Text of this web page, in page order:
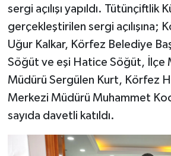
sergi açılışı yapıldı. Tütünçiftlik
gerçekleştirilen sergi açılışına;
Uğur Kalkar, Körfez Belediye
Söğüt ve eşi Hatice Söğüt, İlçe
Müdürü Sergülen Kurt, Körfez
Merkezi Müdürü Muhammet
sayıda davetli katıldı.